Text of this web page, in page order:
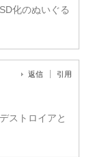
化のぬいぐる
返信 引用
ストロイアと